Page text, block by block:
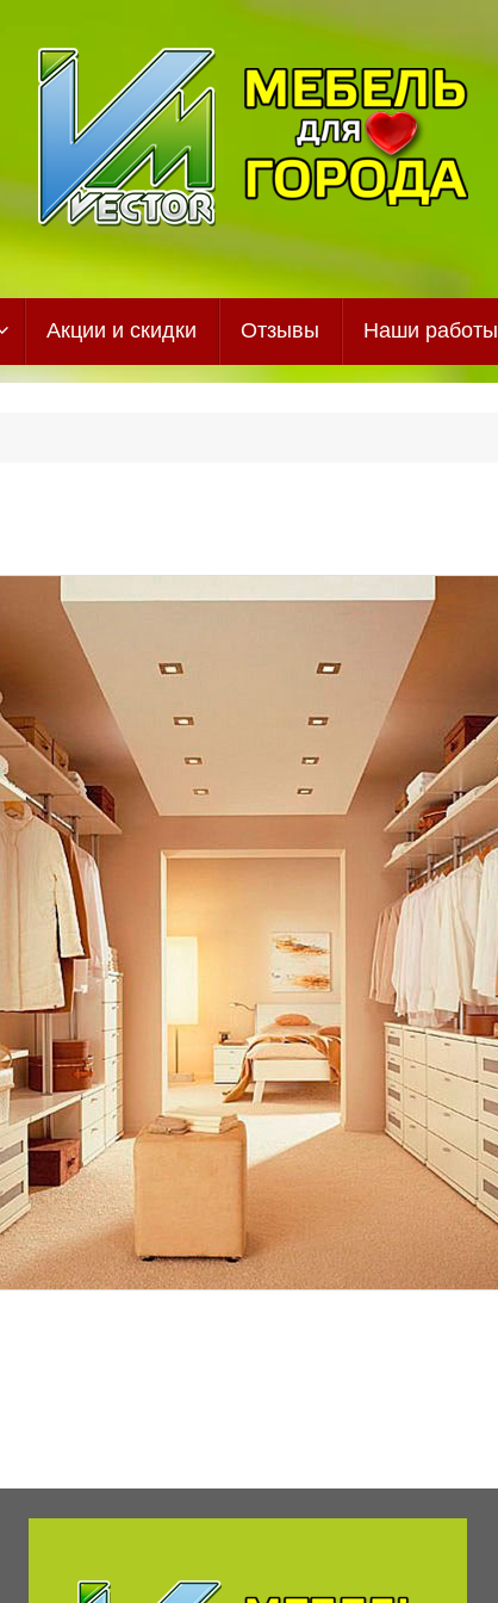
Акции и скидки Отзывы Наши работы